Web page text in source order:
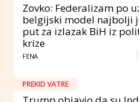
Zovko: Federalizam po
belgijski model najbolji
put za izlazak BiH iz
krize
FENA
PREKID VATRE